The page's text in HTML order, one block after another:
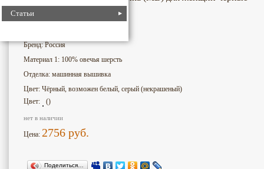
Статьи
Бренд: Россия
Материал 1: 100% овечья шерсть
Отделка: машинная вышивка
Цвет: Чёрный, возможен белый, серый (некрашеный)
Цвет:
()
нет в наличии
Цена: 2756 руб.
Поделиться…